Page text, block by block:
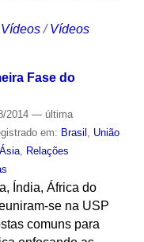
Vídeos /Vídeos
Fase do
2014 — última
em: Brasil , União
Ásia, Relações
Índia, África do
se na USP
comuns para